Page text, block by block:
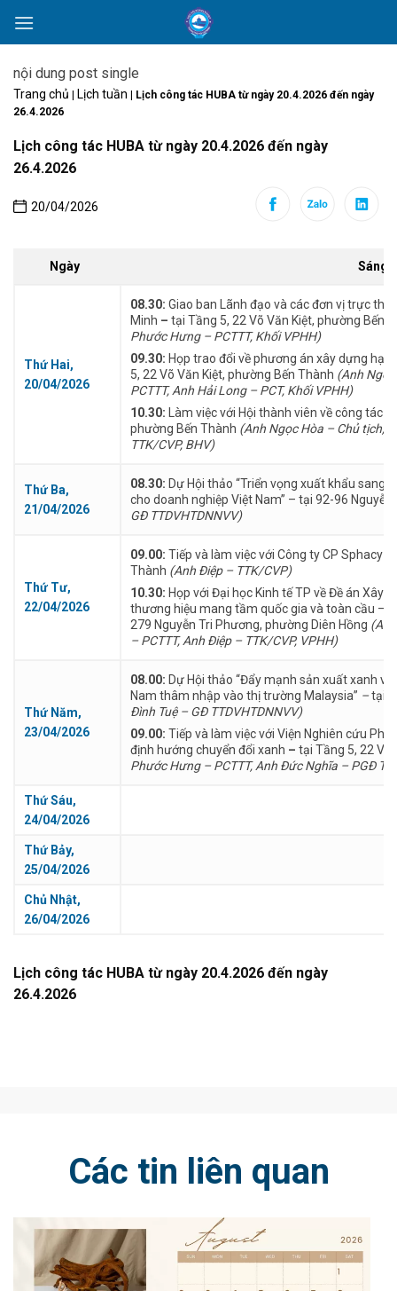
nội dung post single
Trang chủ Lịch tuần
Lịch công tác HUBA từ ngày 20.4.2026 đến ngày
26.4.2026
Lịch công tác HUBA từ ngày 20.4.2026 đến ngày
26.4.2026
20/04/2026
Ngày Sáng
Thứ Hai,
20/04/2026
08.30: Giao ban Lãnh đạo và các đơn vị trực
Minh – tại Tầng 5, 22 Võ Văn Kiệt, phường Bến
Phước Hưng – PCTTT, Khối VPHH)
09.30: Họp trao đổi về phương án xây dựng hạ
5, 22 Võ Văn Kiệt, phường Bến Thành (Anh
PCTTT,Anh Hải Long – PCT,Khối VPHH)
10.30: Làm việc với Hội thành viên về công tác
phường Bến Thành (Anh Ngọc Hòa – Chủ tịch,
TTK/CVP, BHV)
Thứ Ba,
21/04/2026
08.30: Dự Hội thảo “Triển vọng xuất khẩu sang
cho doanh nghiệp Việt Nam” – tại 92-96 Nguyễn
GĐ TTDVHTDNNVV)
Thứ Tư,
22/04/2026
09.00: Tiếp và làm việc với Công ty CP Sphacy
Thành (Anh Điệp – TTK/CVP)
10.30: Họp với Đại học Kinh tế TP về Đề án Xây
thương hiệu mang tầm quốc gia và toàn cầu –
279 Nguyễn Tri Phương, phường Diên Hồng
– PCTTT, Anh Điệp – TTK/CVP, VPHH)
Thứ Năm,
23/04/2026
08.00: Dự Hội thảo “Đẩy mạnh sản xuất xanh
Nam thâm nhập vào thị trường Malaysia” –tại
Đình Tuệ – GĐ TTDVHTDNNVV)
09.00: Tiếp và làm việc với Viện Nghiên cứu
định hướng chuyển đổi xanh – tại Tầng 5, 22 Võ
Phước Hưng – PCTTT, Anh Đức Nghĩa – PGĐ
Thứ Sáu,
24/04/2026
Thứ Bảy,
25/04/2026
Chủ Nhật,
26/04/2026
Lịch công tác HUBA từ ngày 20.4.2026 đến ngày
26.4.2026
Các tin liên quan